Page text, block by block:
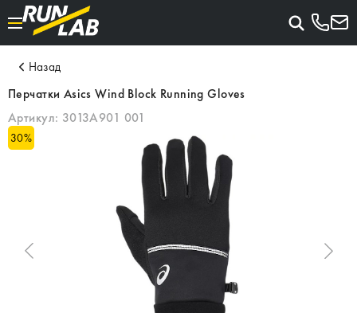
Назад
Перчатки Asics Wind Block Running Gloves
Артикул: 3013A901 001
30%